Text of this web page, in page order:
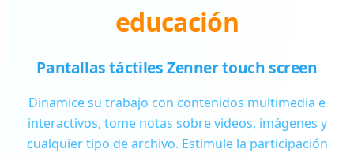
educación
Pantallas táctiles Zenner touch screen
Dinamice su trabajo con contenidos multimedia e
interactivos, tome notas sobre videos, imágenes y
cualquier tipo de archivo. Estimule la participación